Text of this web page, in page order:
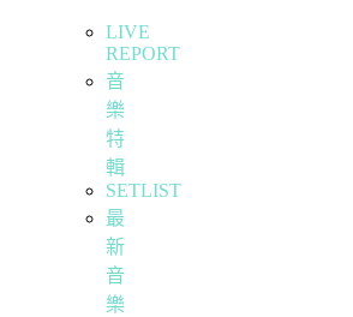
LIVE
REPORT
音
樂
特
輯
SETLIST
最
新
音
樂